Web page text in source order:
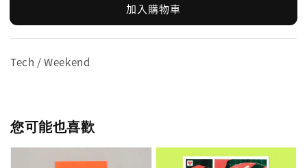
加入購物車
Tech / Weekend
您可能也喜歡